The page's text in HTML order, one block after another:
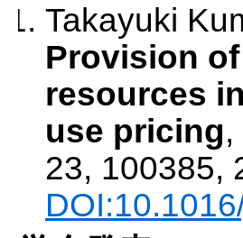
Takayuki
Provision
resources
use pricing,
23, 100385,